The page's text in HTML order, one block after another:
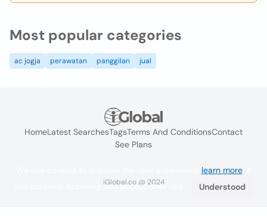
Most popular categories
ac jogja perawatan panggilan jual
HomeLatest SearchesTagsTerms And ConditionsContact
See Plans
iGlobal.co @ 2024
learn more. If
you continue browsing you accept their use.
Understood